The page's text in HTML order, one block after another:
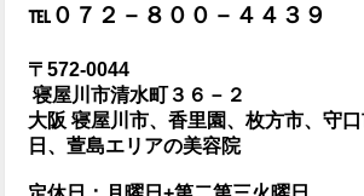
℡０７２－８００－４４３９
〒572-0044
寝屋川市清水町３６－２
大阪 寝屋川市、香里園、枚方市、守
日、萱島エリアの美容院